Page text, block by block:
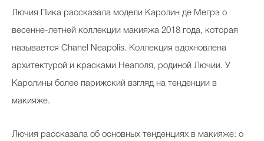
Лючия Пика рассказала модели Каролин де Мегрэ о
весенне-летней коллекции макияжа 2018 года, которая
называется Chanel Neapolis. Коллекция вдохновлена
архитектурой и красками Неаполя, родиной Лючии. У
Каролины более парижский взгляд на тенденции в
макияже.
Лючия рассказала об основных тенденциях в макияже: о